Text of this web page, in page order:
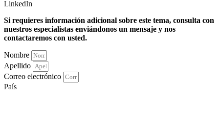
LinkedIn
Si requieres información adicional sobre este tema, consulta con
nuestros especialistas enviándonos un mensaje y nos
contactaremos con usted.
Nombre
Apellido
Correo electrónico
País